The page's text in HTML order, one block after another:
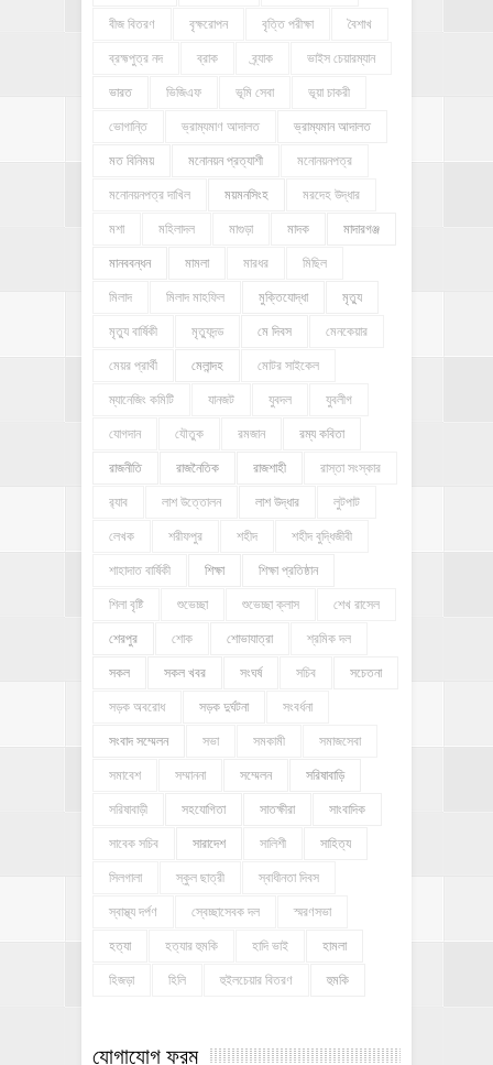
বীজ বিতরণ বৃক্ষরোপন বৃত্তি পরীক্ষা বৈশাখ
ব্রহ্মপুত্র নদ ব্রাক ব্র্যাক ভাইস চেয়ারম্যান
ভারত ভিজিএফ ভূমি সেবা ভূয়া চাকরী
ভোগান্তি ভ্রাম্যমাণ আদালত ভ্রাম্যমান আদালত
মত বিনিময় মনোনয়ন প্রত্যাশী মনোনয়নপত্র
মনোনয়নপত্র দাখিল ময়মনসিংহ মরদেহ উদ্ধার
মশা মহিলাদল মাগুড়া মাদক মাদারগঞ্জ
মানববন্ধন মামলা মারধর মিছিল
মিলাদ মিলাদ মাহফিল মুক্তিযোদ্ধা মৃত্যু
মৃত্যু বার্ষিকী মৃত্যুদন্ড মে দিবস মেনকেয়ার
মেয়র প্রার্থী মেলান্দহ মোটর সাইকেল
ম্যানেজিং কমিটি যানজট যুবদল যুবলীগ
যোগদান যৌতুক রমজান রম্য কবিতা
রাজনীতি রাজনৈতিক রাজশাহী রাস্তা সংস্কার
র‍্যাব লাশ উত্তোলন লাশ উদ্ধার লুটপাট
লেখক শরীফপুর শহীদ শহীদ বুদ্ধিজীবী
শাহাদাত বার্ষিকী শিক্ষা শিক্ষা প্রতিষ্ঠান
শিলা বৃষ্টি শুভেচ্ছা শুভেচ্ছা ক্লাস শেখ রাসেল
শেরপুর শোক শোভাযাত্রা শ্রমিক দল
সকল সকল খবর সংঘর্ষ সচিব সচেতনা
সড়ক অবরোধ সড়ক দুর্ঘটনা সংবর্ধনা
সংবাদ সম্মেলন সভা সমকামী সমাজসেবা
সমাবেশ সম্মাননা সম্মেলন সরিষাবাড়ি
সরিষাবাড়ী সহযোগিতা সাতক্ষীরা সাংবাদিক
সাবেক সচিব সারাদেশ সালিশী সাহিত্য
সিলগালা স্কুল ছাত্রী স্বাধীনতা দিবস
স্বাস্থ্য দর্পণ স্বেচ্ছাসেবক দল স্মরণসভা
হত্যা হত্যার হুমকি হাদি ভাই হামলা
হিজড়া হিলি হুইলচেয়ার বিতরণ হুমকি
যোগাযোগ ফরম